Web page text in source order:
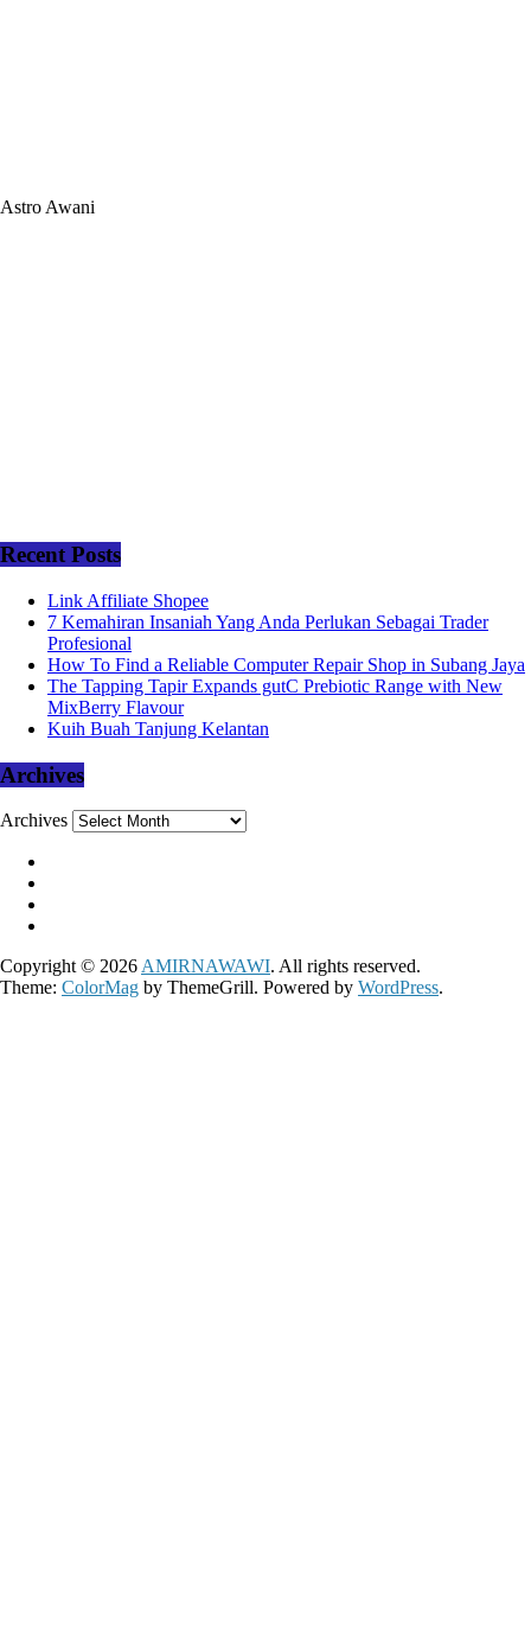
Astro Awani
Recent Posts
Link Affiliate Shopee
7 Kemahiran Insaniah Yang Anda Perlukan Sebagai Trader
Profesional
How To Find a Reliable Computer Repair Shop in Subang Jaya
The Tapping Tapir Expands gutC Prebiotic Range with New
MixBerry Flavour
Kuih Buah Tanjung Kelantan
Archives
Archives
Copyright © 2026 AMIRNAWAWI. All rights reserved.
Theme: ColorMag by ThemeGrill. Powered by WordPress.